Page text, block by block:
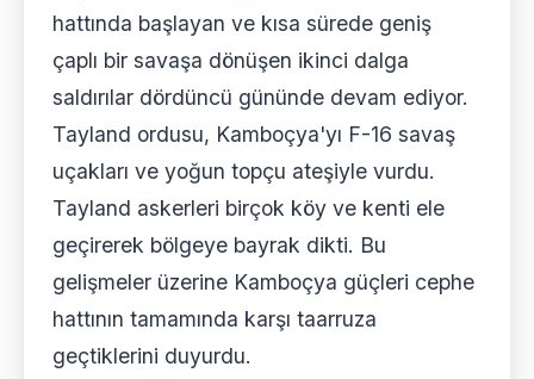
hattında başlayan ve kısa sürede geniş
çaplı bir savaşa dönüşen ikinci dalga
saldırılar dördüncü gününde devam ediyor.
Tayland ordusu, Kamboçya'yı F-16 savaş
uçakları ve yoğun topçu ateşiyle vurdu.
Tayland askerleri birçok köy ve kenti ele
geçirerek bölgeye bayrak dikti. Bu
gelişmeler üzerine Kamboçya güçleri cephe
hattının tamamında karşı taarruza
geçtiklerini duyurdu.